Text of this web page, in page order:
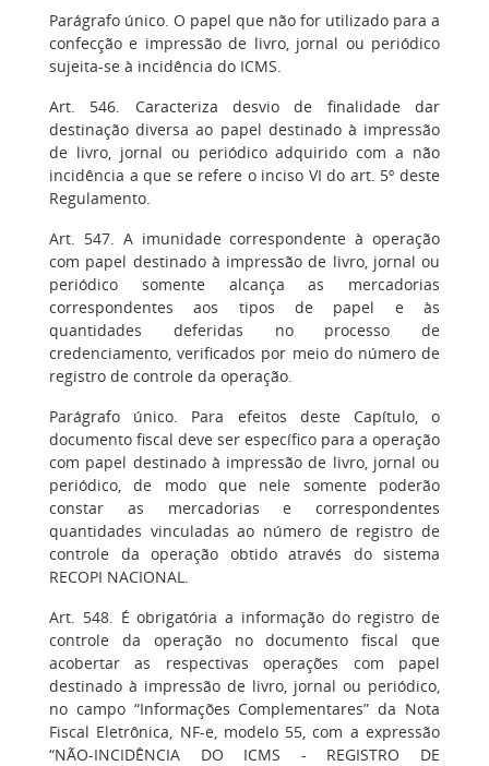
Parágrafo único. O papel que não for utilizado para a
confecção e impressão de livro, jornal ou periódico
sujeita-se à incidência do ICMS.
Art. 546. Caracteriza desvio de finalidade dar
destinação diversa ao papel destinado à impressão
de livro, jornal ou periódico adquirido com a não
incidência a que se refere o inciso VI do art. 5º deste
Regulamento.
Art. 547. A imunidade correspondente à operação
com papel destinado à impressão de livro, jornal ou
periódico somente alcança as mercadorias
correspondentes aos tipos de papel e às
quantidades deferidas no processo de
credenciamento, verificados por meio do número de
registro de controle da operação.
Parágrafo único. Para efeitos deste Capítulo, o
documento fiscal deve ser específico para a operação
com papel destinado à impressão de livro, jornal ou
periódico, de modo que nele somente poderão
constar as mercadorias e correspondentes
quantidades vinculadas ao número de registro de
controle da operação obtido através do sistema
RECOPI NACIONAL.
Art. 548. É obrigatória a informação do registro de
controle da operação no documento fiscal que
acobertar as respectivas operações com papel
destinado à impressão de livro, jornal ou periódico,
no campo “Informações Complementares” da Nota
Fiscal Eletrônica, NF-e, modelo 55, com a expressão
“NÃO-INCIDÊNCIA DO ICMS - REGISTRO DE